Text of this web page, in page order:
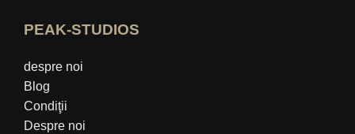
PEAK-STUDIOS
despre noi
Blog
Condiţii
Despre noi